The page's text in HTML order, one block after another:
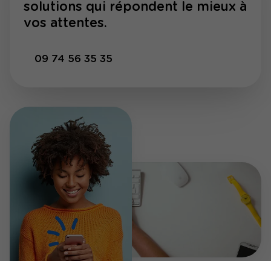
solutions qui répondent le mieux à
vos attentes.
09 74 56 35 35